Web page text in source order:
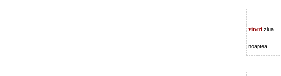
vineri ziua
noaptea